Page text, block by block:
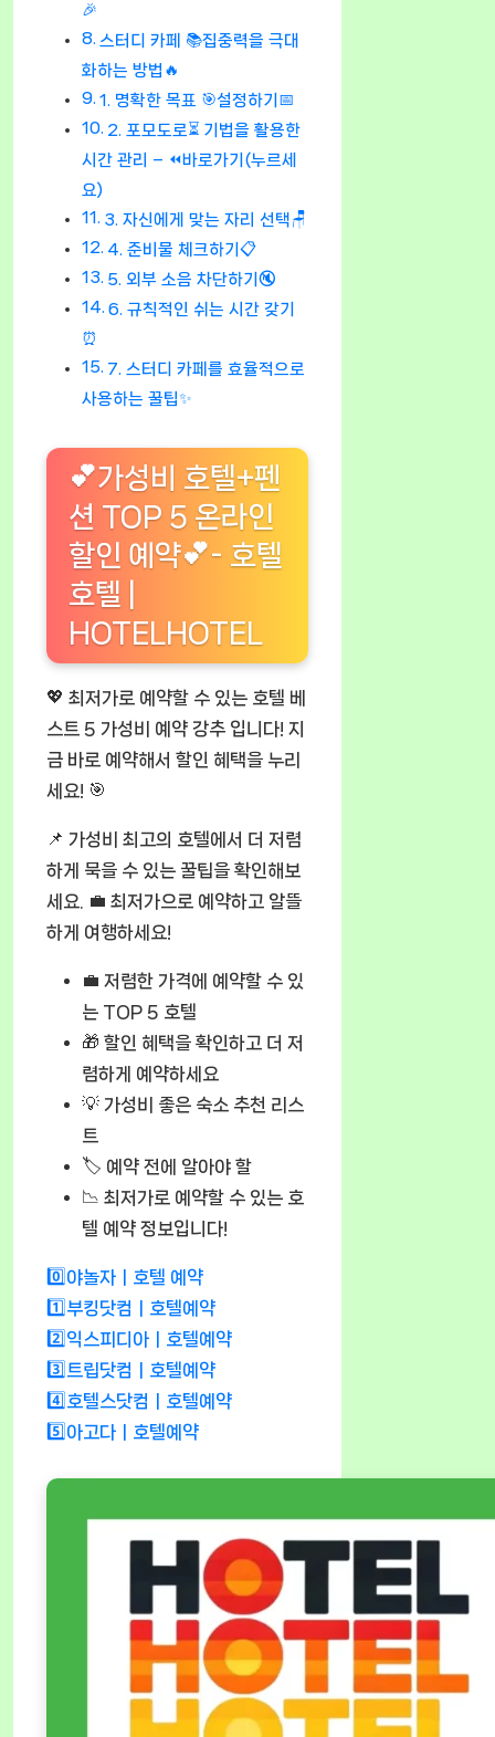
🎉
스터디 카페 📚집중력을 극대
화하는 방법🔥
1. 명확한 목표 🎯설정하기📅
2. 포모도로⏳ 기법을 활용한
시간 관리 – ⏪바로가기(누르세
요)
3. 자신에게 맞는 자리 선택🪑
4. 준비물 체크하기📋
5. 외부 소음 차단하기🔇
6. 규칙적인 쉬는 시간 갖기
⏰
7. 스터디 카페를 효율적으로
사용하는 꿀팁✨
💕가성비 호텔+펜
션 TOP 5 온라인
할인 예약💕- 호텔
호텔 |
HOTELHOTEL
💖 최저가로 예약할 수 있는 호텔 베
스트 5 가성비 예약 강추 입니다! 지
금 바로 예약해서 할인 혜택을 누리
세요! 🎯
📌 가성비 최고의 호텔에서 더 저렴
하게 묵을 수 있는 꿀팁을 확인해보
세요. 💼 최저가으로 예약하고 알뜰
하게 여행하세요!
💼 저렴한 가격에 예약할 수 있
는 TOP 5 호텔
🎁 할인 혜택을 확인하고 더 저
렴하게 예약하세요
💡 가성비 좋은 숙소 추천 리스
트
🏷️ 예약 전에 알아야 할
📉 최저가로 예약할 수 있는 호
텔 예약 정보입니다!
0️⃣야놀자ㅣ호텔 예약
1️⃣부킹닷컴ㅣ호텔예약
2️⃣익스피디아ㅣ호텔예약
3️⃣트립닷컴ㅣ호텔예약
4️⃣호텔스닷컴ㅣ호텔예약
5️⃣아고다ㅣ호텔예약